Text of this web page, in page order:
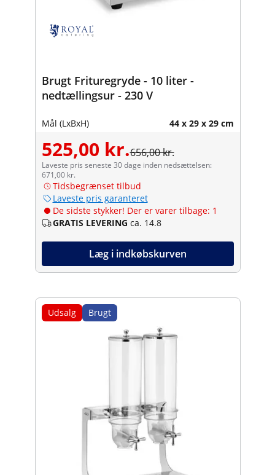
Brugt Frituregryde - 10 liter -
nedtællingsur - 230 V
Mål (LxBxH) 44 x 29 x 29 cm
525,00 kr.656,00 kr.
Laveste pris seneste 30 dage inden nedsættelsen:
671,00 kr.
Tidsbegrænset tilbud
Laveste pris garanteret
De sidste stykker! Der er varer tilbage: 1
GRATIS LEVERING ca. 14.8
Læg i indkøbskurven
Udsalg Brugt